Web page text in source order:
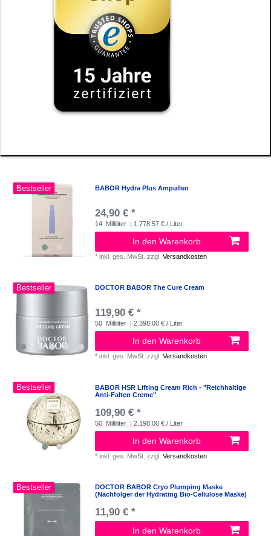
Bestseller BABOR Hydra Plus Ampullen
24,90 € *
14 Milliliter | 1.778,57 € / Liter
In den Warenkorb
*inkl. ges. MwSt. zzgl.Versandkosten
Bestseller DOCTOR BABOR The Cure Cream
119,90 € *
50 Milliliter | 2.398,00 € / Liter
In den Warenkorb
*inkl. ges. MwSt. zzgl.Versandkosten
Bestseller
BABOR HSR Lifting Cream Rich - "Reichhaltige
Anti-Falten Creme"
109,90 € *
50 Milliliter | 2.198,00 € / Liter
In den Warenkorb
*inkl. ges. MwSt. zzgl.Versandkosten
Bestseller
DOCTOR BABOR Cryo Plumping Maske
(Nachfolger der Hydrating Bio-Cellulose Maske)
11,90 € *
In den Warenkorb